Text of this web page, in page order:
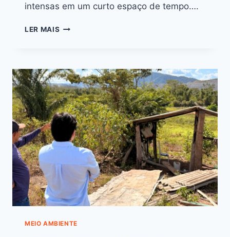
intensas em um curto espaço de tempo….
LER MAIS
MEIO AMBIENTE